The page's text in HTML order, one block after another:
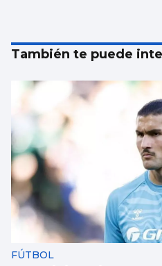
También te puede
FÚTBOL